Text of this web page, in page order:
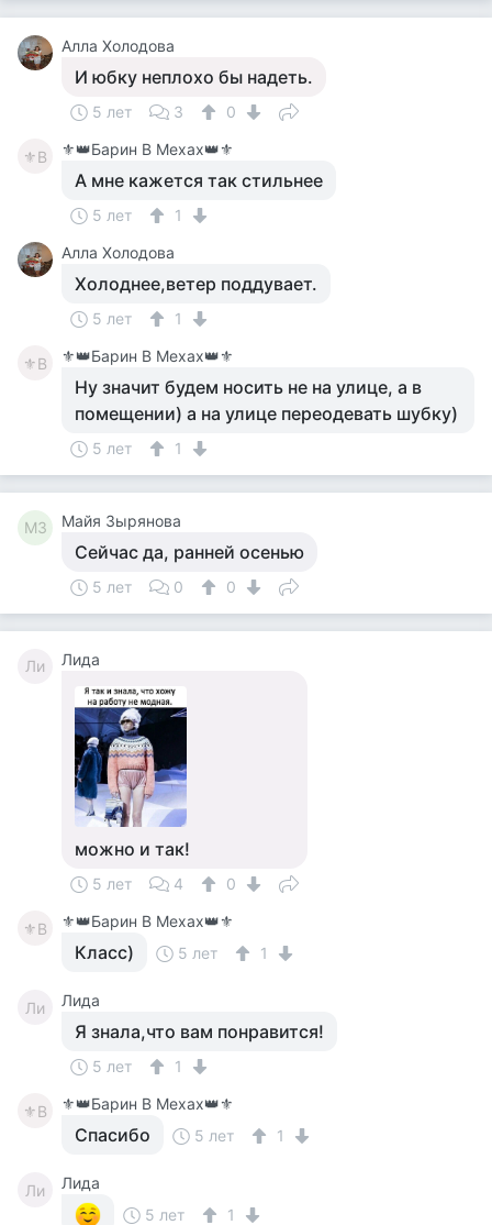
Алла Холодова
И юбку неплохо бы надеть.
5 лет 3 0
⚜В ⚜️👑Барин В Мехах👑⚜️
А мне кажется так стильнее
5 лет
1
Алла Холодова
Холоднее,ветер поддувает.
5 лет 1
⚜В ⚜️👑Барин В Мехах👑⚜️
Ну значит будем носить не на улице, а в
помещении) а на улице переодевать шубку)
5 лет 1
МЗ Майя Зырянова
Сейчас да, ранней осенью
5 лет 0 0
Ли Лида
можно и так!
5 лет 4 0
⚜В ⚜️👑Барин В Мехах👑⚜️
Класс) 5 лет 1
Ли Лида
Я знала,что вам понравится!
5 лет 1
⚜В ⚜️👑Барин В Мехах👑⚜️
Спасибо 5 лет 1
Ли
Лида
5 лет
1